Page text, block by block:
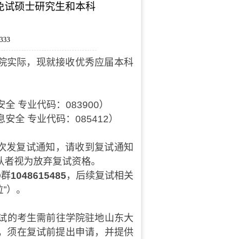
试硕士研究生和本科
实际，现就接收优秀应届本科
全 专业代码： 083900）
安全 专业代码： 085412）
发复试通知，请收到复试通知
视为放弃复试资格。
群1048615485，后续复试相关
）。
的考生需前往学院驻地山东大
须在复试前提出申请，并提供